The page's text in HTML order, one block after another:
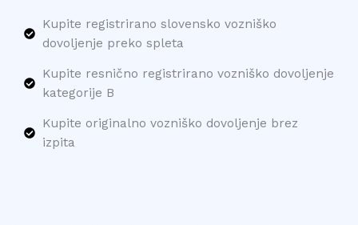
Kupite registrirano slovensko vozniško
dovoljenje preko spleta
Kupite resnično registrirano vozniško dovoljenje
kategorije B
Kupite originalno vozniško dovoljenje brez
izpita